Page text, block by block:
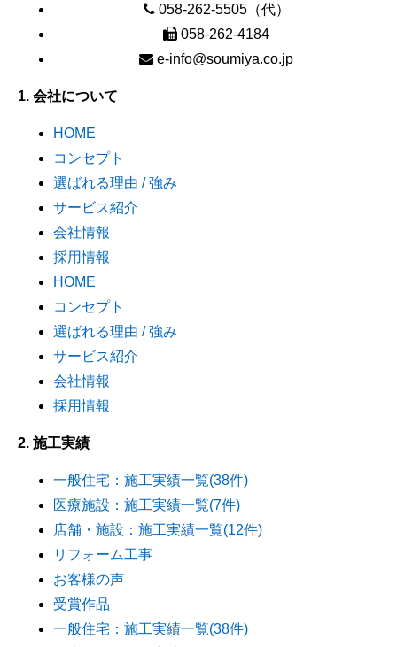
058-262-5505（代）
058-262-4184
e-info@soumiya.co.jp
1. 会社について
HOME
コンセプト
選ばれる理由 / 強み
サービス紹介
会社情報
採用情報
HOME
コンセプト
選ばれる理由 / 強み
サービス紹介
会社情報
採用情報
2. 施工実績
一般住宅：施工実績一覧(38件)
医療施設：施工実績一覧(7件)
店舗・施設：施工実績一覧(12件)
リフォーム工事
お客様の声
受賞作品
一般住宅：施工実績一覧(38件)